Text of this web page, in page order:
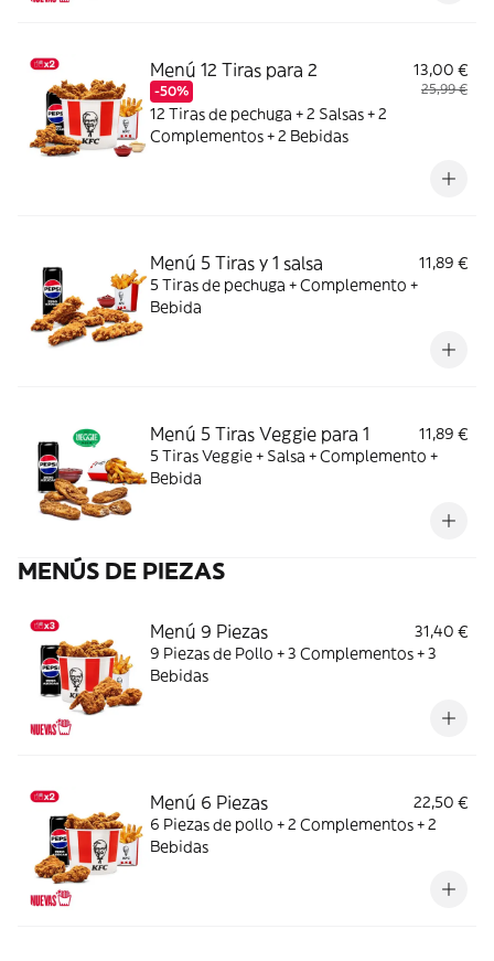
Menú 12 Tiras para 2
-50%
13,00 €
25,99 €
12 Tiras de pechuga + 2 Salsas + 2
Complementos + 2 Bebidas
Menú 5 Tiras y 1 salsa
11,89 €
5 Tiras de pechuga + Complemento +
Bebida
Menú 5 Tiras Veggie para 1
11,89 €
5 Tiras Veggie + Salsa + Complemento +
Bebida
MENÚS DE PIEZAS
Menú 9 Piezas
31,40 €
9 Piezas de Pollo + 3 Complementos + 3
Bebidas
Menú 6 Piezas
22,50 €
6 Piezas de pollo + 2 Complementos + 2
Bebidas